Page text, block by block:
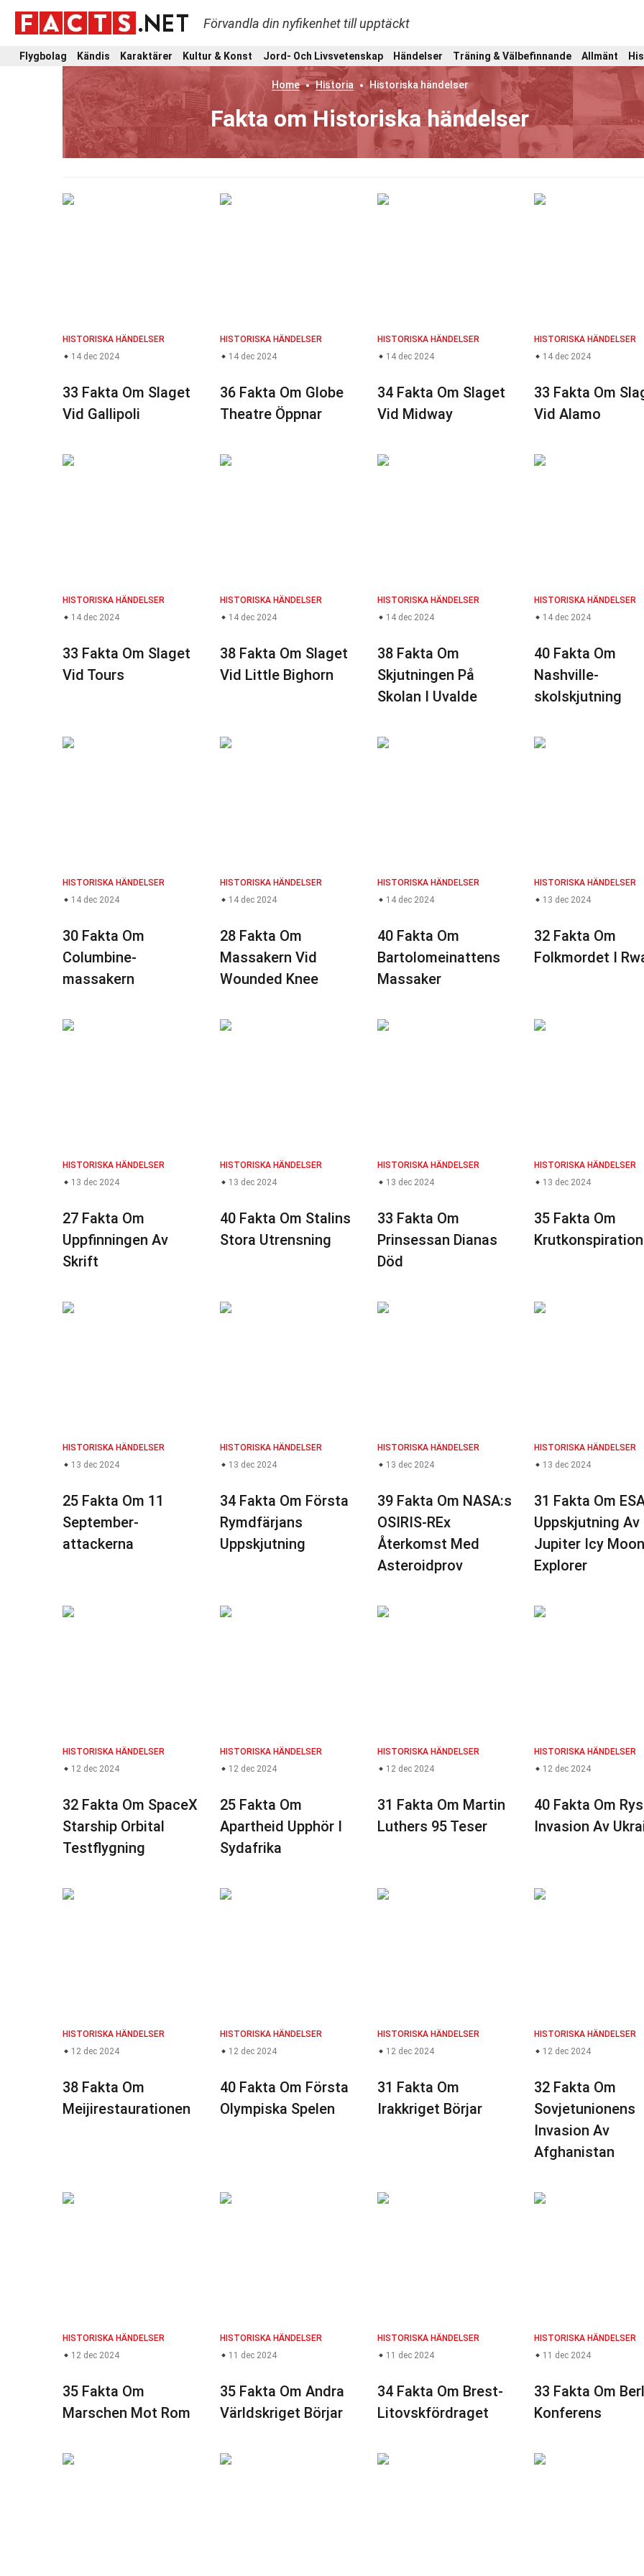
Förvandla din nyfikenhet till upptäckt
Flygbolag Kändis Karaktärer Kultur & Konst Jord- Och Livsvetenskap Händelser Träning & Välbefinnande Allmänt
Home Historia Historiska händelser
Fakta om Historiska händelser
HISTORISKA HÄNDELSER
14 dec 2024
33 Fakta Om Slaget
Vid Gallipoli
HISTORISKA HÄNDELSER
14 dec 2024
36 Fakta Om Globe
Theatre Öppnar
HISTORISKA HÄNDELSER
14 dec 2024
34 Fakta Om Slaget
Vid Midway
HISTORISKA HÄNDELSER
14 dec 2024
33 Fakta Om
Vid Alamo
HISTORISKA HÄNDELSER
14 dec 2024
33 Fakta Om Slaget
Vid Tours
HISTORISKA HÄNDELSER
14 dec 2024
38 Fakta Om Slaget
Vid Little Bighorn
HISTORISKA HÄNDELSER
14 dec 2024
38 Fakta Om
Skjutningen På
Skolan I Uvalde
HISTORISKA HÄNDELSER
14 dec 2024
40 Fakta Om
Nashville-
skolskjutning
HISTORISKA HÄNDELSER
14 dec 2024
30 Fakta Om
Columbine-
massakern
HISTORISKA HÄNDELSER
14 dec 2024
28 Fakta Om
Massakern Vid
Wounded Knee
HISTORISKA HÄNDELSER
14 dec 2024
40 Fakta Om
Bartolomeinattens
Massaker
HISTORISKA HÄNDELSER
13 dec 2024
32 Fakta Om
Folkmordet I
HISTORISKA HÄNDELSER
13 dec 2024
27 Fakta Om
Uppfinningen Av
Skrift
HISTORISKA HÄNDELSER
13 dec 2024
40 Fakta Om Stalins
Stora Utrensning
HISTORISKA HÄNDELSER
13 dec 2024
33 Fakta Om
Prinsessan Dianas
Död
HISTORISKA HÄNDELSER
13 dec 2024
35 Fakta Om
HISTORISKA HÄNDELSER
13 dec 2024
25 Fakta Om 11
September-
attackerna
HISTORISKA HÄNDELSER
13 dec 2024
34 Fakta Om Första
Rymdfärjans
Uppskjutning
HISTORISKA HÄNDELSER
13 dec 2024
39 Fakta Om NASA:s
OSIRIS-REx
Återkomst Med
Asteroidprov
HISTORISKA HÄNDELSER
13 dec 2024
31 Fakta Om
Uppskjutning Av
Jupiter Icy
Explorer
HISTORISKA HÄNDELSER
12 dec 2024
32 Fakta Om SpaceX
Starship Orbital
Testflygning
HISTORISKA HÄNDELSER
12 dec 2024
25 Fakta Om
Apartheid Upphör I
Sydafrika
HISTORISKA HÄNDELSER
12 dec 2024
31 Fakta Om Martin
Luthers 95 Teser
HISTORISKA HÄNDELSER
12 dec 2024
40 Fakta Om
Invasion Av
HISTORISKA HÄNDELSER
12 dec 2024
38 Fakta Om
Meijirestaurationen
HISTORISKA HÄNDELSER
12 dec 2024
40 Fakta Om Första
Olympiska Spelen
HISTORISKA HÄNDELSER
12 dec 2024
31 Fakta Om
Irakkriget Börjar
HISTORISKA HÄNDELSER
12 dec 2024
32 Fakta Om
Sovjetunionens
Invasion Av
Afghanistan
HISTORISKA HÄNDELSER
12 dec 2024
35 Fakta Om
Marschen Mot Rom
HISTORISKA HÄNDELSER
11 dec 2024
35 Fakta Om Andra
Världskriget Börjar
HISTORISKA HÄNDELSER
11 dec 2024
34 Fakta Om Brest-
Litovskfördraget
HISTORISKA HÄNDELSER
11 dec 2024
33 Fakta Om
Konferens